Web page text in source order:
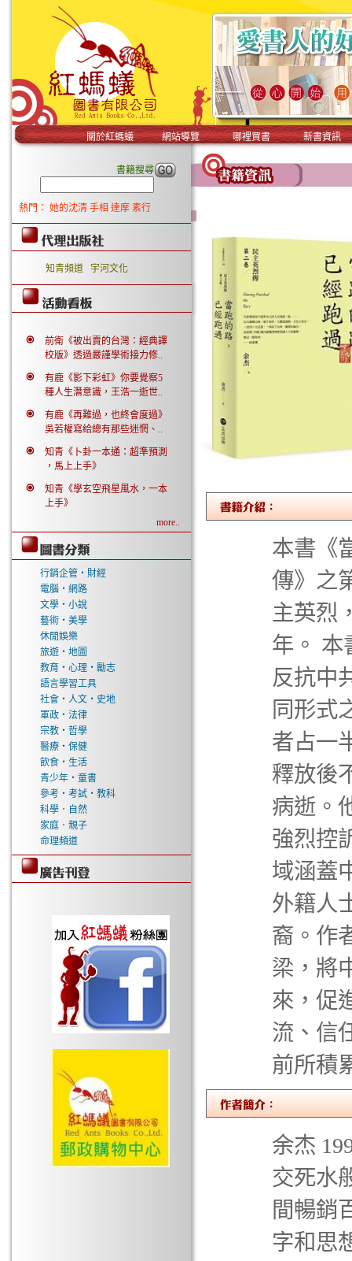
關於紅螞蟻 網站導覽 哪裡買書 新書資訊
書籍搜尋
熱門： 她的沈清 手相 達摩 素行
知青頻道 宇河文化
前衛《被出賣的台灣：經典譯
校版》透過嚴謹學術接力修..
有鹿《影下彩虹》你要覺察5
種人生潛意識，王浩一逝世..
有鹿《再難過，也終會度過》
吳若權寫給總有那些迷惘、..
知青《卜卦一本通：超準預測
，馬上上手》
知青《學玄空飛星風水，一本
上手》
more..
行銷企管‧財經
電腦‧網路
文學‧小說
藝術‧美學
休閒娛樂
旅遊‧地圖
教育‧心理‧勵志
語言學習工具
社會‧人文‧史地
軍政‧法律
宗教‧哲學
醫療‧保健
飲食‧生活
青少年‧童書
參考‧考試‧教科
科學．自然
家庭．親子
命理頻道
本書《
傳》之
主英烈
年。 本
反抗中
同形式
者占一
釋放後
病逝。
強烈控
域涵蓋
外籍人
裔。作
梁，將
來，促
流、信
前所積
余杰
交死水
間暢銷
字和思